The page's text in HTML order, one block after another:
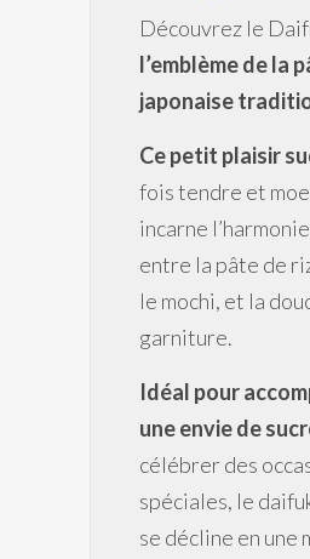
Découvrez le
l’emblème de la
japonaise
Ce petit plaisir
fois tendre et
incarne
entre la pâte de
le mochi, et la
garniture.
Idéal pour
une envie de
célébrer des
spéciales, le
se décline en une